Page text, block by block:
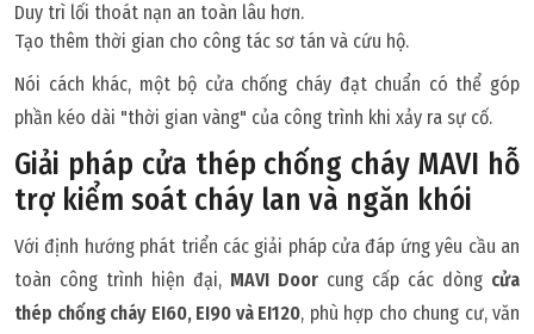
Duy trì lối thoát nạn an toàn lâu hơn.
Tạo thêm thời gian cho công tác sơ tán và cứu hộ.
Nói cách khác, một bộ cửa chống cháy đạt chuẩn có thể góp
phần kéo dài "thời gian vàng" của công trình khi xảy ra sự cố.
Giải pháp cửa thép chống cháy MAVI hỗ
trợ kiểm soát cháy lan và ngăn khói
Với định hướng phát triển các giải pháp cửa đáp ứng yêu cầu an
toàn công trình hiện đại, MAVI Doorcung cấp các dòng cửa
thép chống cháy EI60, EI90 và EI120, phù hợp cho chung cư, văn